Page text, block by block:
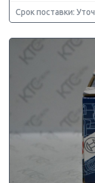
Срок поставки: